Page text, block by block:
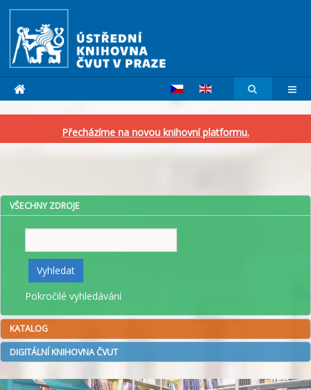
Přecházíme na novou knihovní platformu.
VŠECHNY ZDROJE
Vyhledat
Pokročilé vyhledávání
KATALOG
DIGITÁLNÍ KNIHOVNA ČVUT